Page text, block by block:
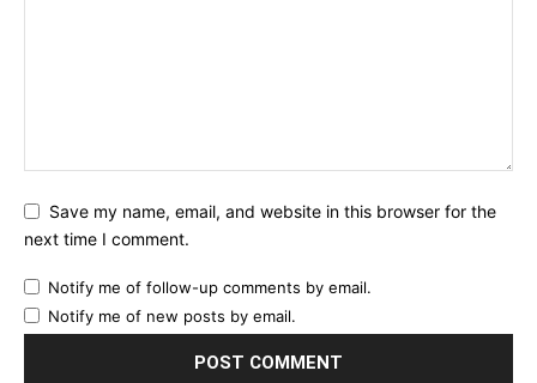
Save my name, email, and website in this browser for the
next time I comment.
Notify me of follow-up comments by email.
Notify me of new posts by email.